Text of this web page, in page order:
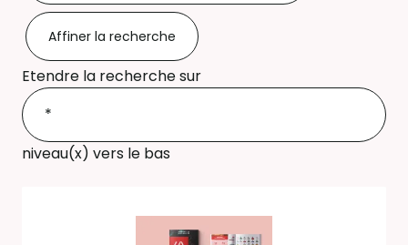
Affiner la recherche
Etendre la recherche sur
niveau(x) vers le bas